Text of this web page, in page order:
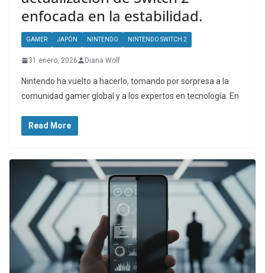
enfocada en la estabilidad.
GAMER JAPÓN NINTENDO NINTENDO SWITCH 2
31 enero, 2026 Diana Wolf
Nintendo ha vuelto a hacerlo, tomando por sorpresa a la
comunidad gamer global y a los expertos en tecnología. En
Read More